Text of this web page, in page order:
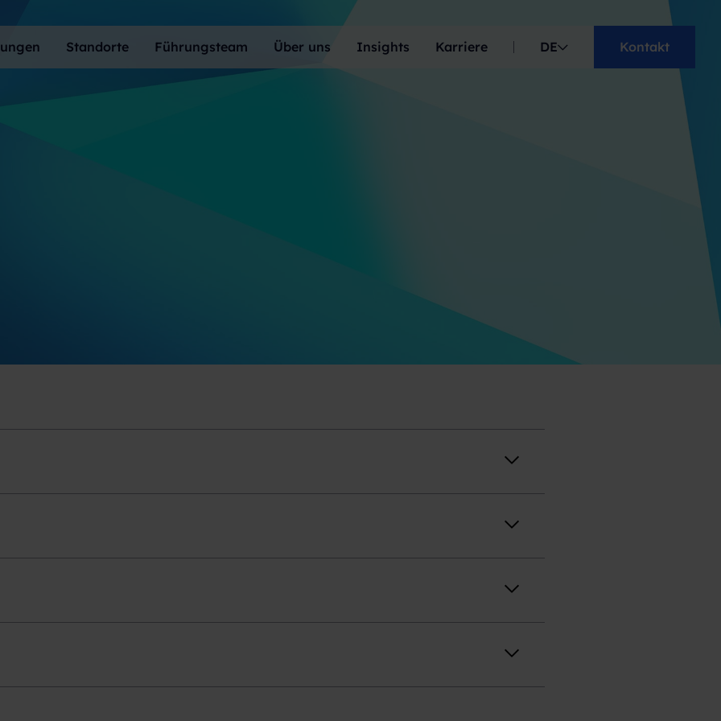
Standorte Führungsteam Über uns Insights Karriere DE Kontakt